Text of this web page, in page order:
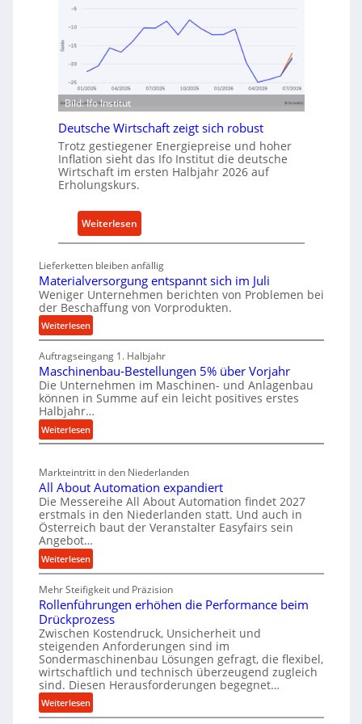
I
r
i
e
-
r
s
t
z
t
i
l
e
n
n
e
ü
r
n
a
c
h
a
l
t
i
g
e
W
z
e
a
u
p
r
o
s
s
Bild: Ifo Institut
Deutsche Wirtschaft zeigt sich robust
Trotz gestiegener Energiepreise und hoher
Inflation sieht das Ifo Institut die deutsche
Wirtschaft im ersten Halbjahr 2026 auf
Erholungskurs.
Weiterlesen:
D
u
t
s
h
e
W
s
h
a
f
t
i
g
t
s
i
c
h
o
Lieferketten bleiben anfällig
Materialversorgung entspannt sich im Juli
Weniger Unternehmen berichten von Problemen bei
der Beschaffung von Vorprodukten.
Weiterlesen:
M
a
t
e
r
i
a
l
e
r
s
o
g
u
n
g
e
n
t
s
p
a
n
Auftragseingang 1. Halbjahr
Maschinenbau-Bestellungen 5% über Vorjahr
Die Unternehmen im Maschinen- und Anlagenbau
können in Summe auf ein leicht positives erstes
Halbjahr…
Weiterlesen:
M
s
c
h
i
n
e
n
a
u
-
B
e
s
t
e
l
Markteintritt in den Niederlanden
All About Automation expandiert
Die Messereihe All About Automation findet 2027
erstmals in den Niederlanden statt. Und auch in
Österreich baut der Veranstalter Easyfairs sein
Angebot…
Weiterlesen:
A
l
l
A
b
o
u
t
A
u
Mehr Steifigkeit und Präzision
Rollenführungen erhöhen die Performance beim
Drückprozess
Zwischen Kostendruck, Unsicherheit und
steigenden Anforderungen sind im
Sondermaschinenbau Lösungen gefragt, die flexibel,
wirtschaftlich und technisch überzeugend zugleich
sind. Diesen Herausforderungen begegnet…
Weiterlesen:
R